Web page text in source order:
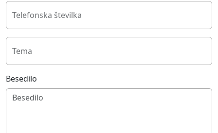
Telefonska številka
Tema
Besedilo